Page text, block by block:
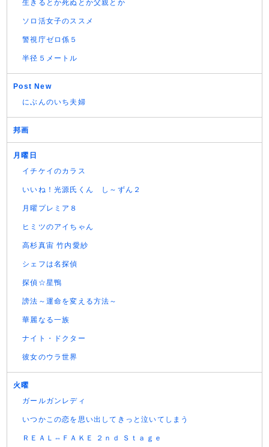
生きるとか死ぬとか父親とか
ソロ活女子のススメ
警視庁ゼロ係５
半径５メートル
Post New
にぶんのいち夫婦
邦画
月曜日
イチケイのカラス
いいね！光源氏くん し～ずん２
月曜プレミア８
ヒミツのアイちゃん
高杉真宙 竹内愛紗
シェフは名探偵
探偵☆星鴨
謗法～運命を変える方法～
華麗なる一族
ナイト・ドクター
彼女のウラ世界
火曜
ガールガンレディ
いつかこの恋を思い出してきっと泣いてしまう
ＲＥＡＬ⇔ＦＡＫＥ ２ｎｄ Ｓｔａｇｅ